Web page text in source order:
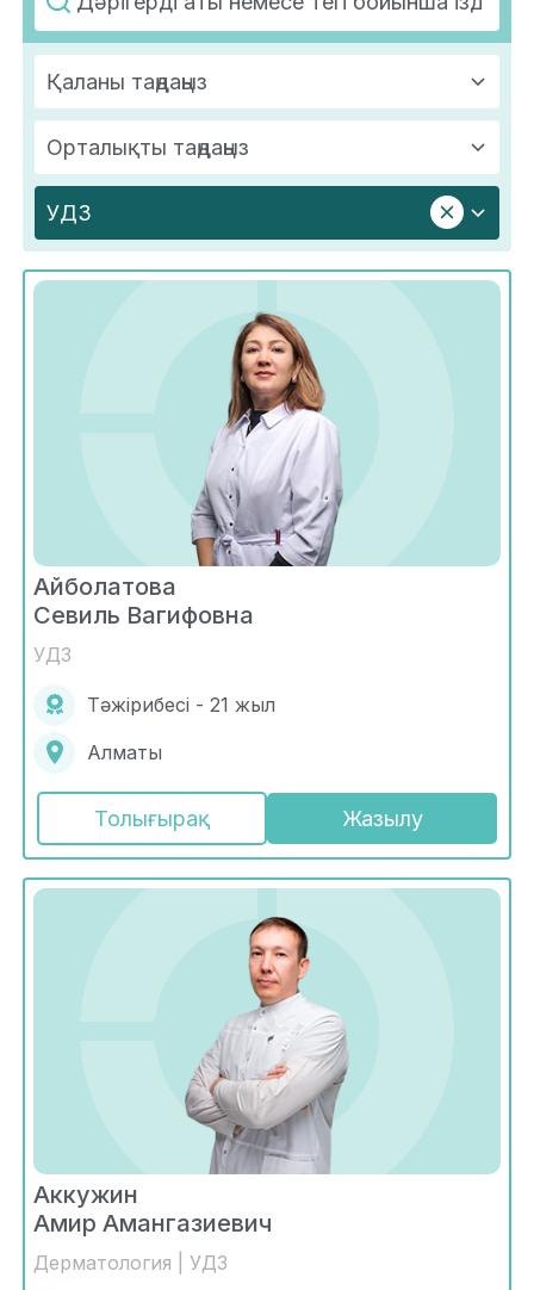
Қаланы таңдаңыз
Орталықты таңдаңыз
УДЗ
Айболатова
Севиль Вагифовна
УДЗ
Тәжірибесі - 21 жыл
Алматы
Толығырақ Жазылу
Аккужин
Амир Амангазиевич
Дерматология | УДЗ